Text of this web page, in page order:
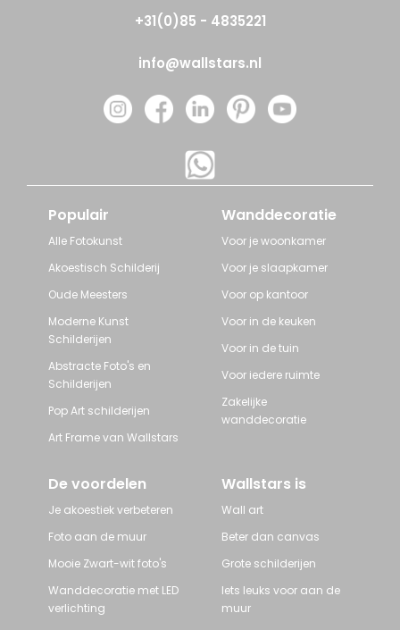
+31(0)85 - 4835221
info@wallstars.nl
Populair
Alle Fotokunst
Akoestisch Schilderij
Oude Meesters
Moderne Kunst
Schilderijen
Abstracte Foto's en
Schilderijen
Pop Art schilderijen
Art Frame van Wallstars
Wanddecoratie
Voor je woonkamer
Voor je slaapkamer
Voor op kantoor
Voor in de keuken
Voor in de tuin
Voor iedere ruimte
Zakelijke
wanddecoratie
De voordelen
Je akoestiek verbeteren
Foto aan de muur
Mooie Zwart-wit foto's
Wanddecoratie met LED
verlichting
Wallstars is
Wall art
Beter dan canvas
Grote schilderijen
Iets leuks voor aan de
muur